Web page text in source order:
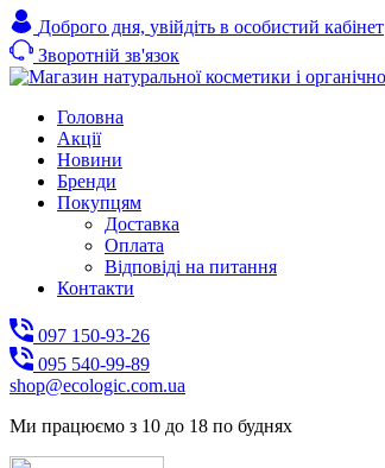
Доброго дня, увійдіть в особистий кабінет
Зворотній зв'язок
Головна
Акції
Новини
Бренди
Покупцям
Доставка
Оплата
Відповіді на питання
Контакти
097 150-93-26
095 540-99-89
shoр@ecologic.com.ua
Ми працюємо з 10 до 18 по буднях